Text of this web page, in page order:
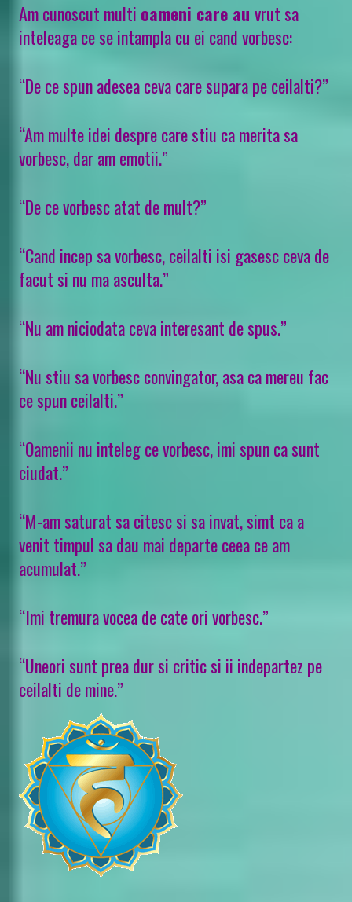
Am cunoscut multi oameni care au vrut sa
inteleaga ce se intampla cu ei cand vorbesc:
“De ce spun adesea ceva care supara pe ceilalti?”
“Am multe idei despre care stiu ca merita sa
vorbesc, dar am emotii.”
“De ce vorbesc atat de mult?”
“Cand incep sa vorbesc, ceilalti isi gasesc ceva de
facut si nu ma asculta.”
“Nu am niciodata ceva interesant de spus.”
“Nu stiu sa vorbesc convingator, asa ca mereu fac
ce spun ceilalti.”
“Oamenii nu inteleg ce vorbesc, imi spun ca sunt
ciudat.”
“M-am saturat sa citesc si sa invat, simt ca a
venit timpul sa dau mai departe ceea ce am
acumulat.”
“Imi tremura vocea de cate ori vorbesc.”
“Uneori sunt prea dur si critic si ii indepartez pe
ceilalti de mine.”